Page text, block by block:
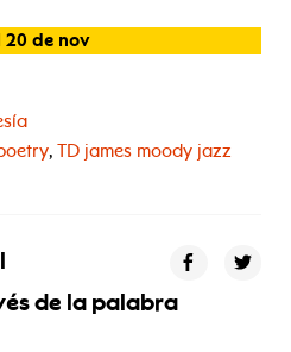
20 de nov
, TD james moody jazz
de la palabra